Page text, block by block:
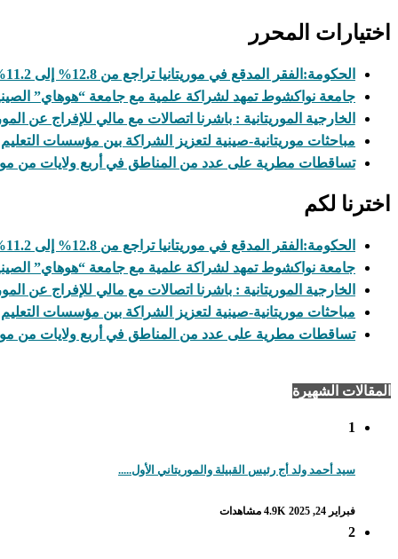
اختيارات المحرر
الحكومة:الفقر المدقع في موريتانيا تراجع من 12.8% إلى 11.2%
جامعة نواكشوط تمهد لشراكة علمية مع جامعة “هوهاي”
الخارجية الموريتانية : باشرنا اتصالات مع مالي للإفراج عن
مباحثات موريتانية-صينية لتعزيز الشراكة بين مؤسسات التعليم
تساقطات مطرية على عدد من المناطق في أربع ولايات من
اخترنا لكم
الحكومة:الفقر المدقع في موريتانيا تراجع من 12.8% إلى 11.2%
جامعة نواكشوط تمهد لشراكة علمية مع جامعة “هوهاي”
الخارجية الموريتانية : باشرنا اتصالات مع مالي للإفراج عن
مباحثات موريتانية-صينية لتعزيز الشراكة بين مؤسسات التعليم
تساقطات مطرية على عدد من المناطق في أربع ولايات من
المقالات الشهيرة
1
سيد أحمد ولد أج رئيس القبيلة والموريتاني الأول.....
فبراير 24, 2025 4.9K مشاهدات
2